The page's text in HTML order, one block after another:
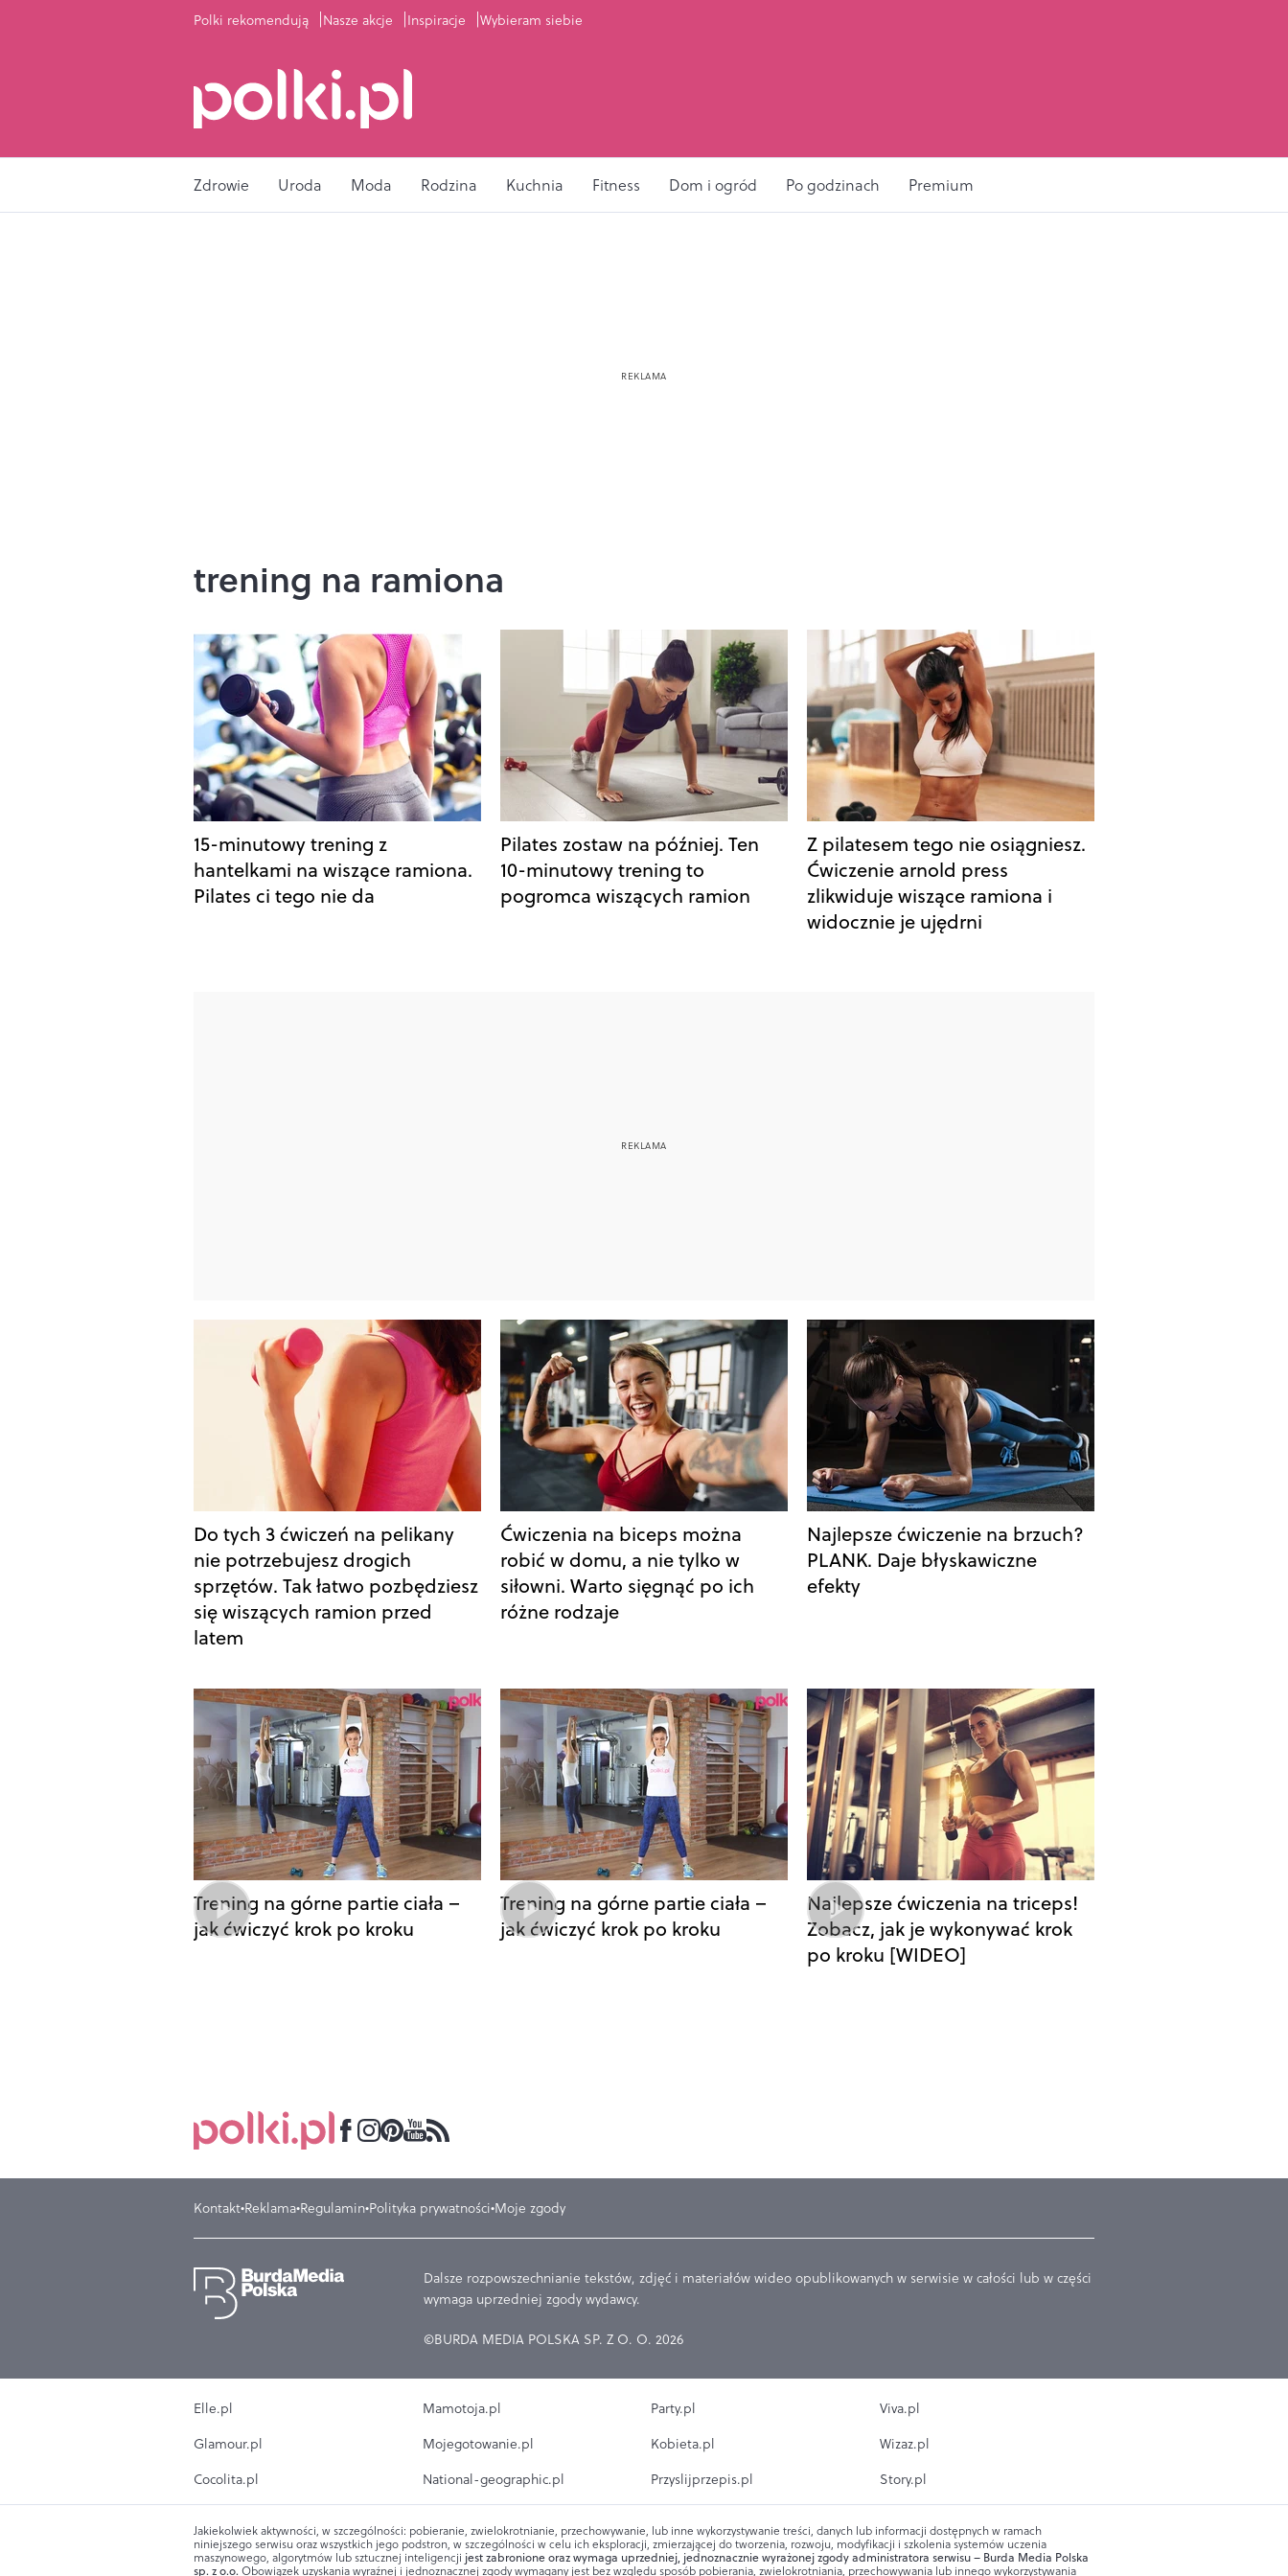
Polki rekomendują Nasze akcje Inspiracje Wybieram siebie
Zdrowie Uroda Moda Rodzina Kuchnia Fitness Dom i ogród Po godzinach Premium
trening na ramiona
15-minutowy trening z
hantelkami na wiszące ramiona.
Pilates ci tego nie da
Pilates zostaw na później. Ten
10-minutowy trening to
pogromca wiszących ramion
Z pilatesem tego nie osiągniesz.
Ćwiczenie arnold press
zlikwiduje wiszące ramiona i
widocznie je ujędrni
Do tych 3 ćwiczeń na pelikany
nie potrzebujesz drogich
sprzętów. Tak łatwo pozbędziesz
się wiszących ramion przed
latem
Ćwiczenia na biceps można
robić w domu, a nie tylko w
siłowni. Warto sięgnąć po ich
różne rodzaje
Najlepsze ćwiczenie na brzuch?
PLANK. Daje błyskawiczne
efekty
Trening na górne partie ciała –
jak ćwiczyć krok po kroku
Trening na górne partie ciała –
jak ćwiczyć krok po kroku
Najlepsze ćwiczenia na triceps!
Zobacz, jak je wykonywać krok
po kroku [WIDEO]
Kontakt Reklama Regulamin Polityka prywatności Moje zgody
Dalsze rozpowszechnianie tekstów, zdjęć i materiałów wideo opublikowanych w serwisie w całości lub w części
wymaga uprzedniej zgody wydawcy.
©BURDA MEDIA POLSKA SP. Z O. O. 2026
Elle.pl
Glamour.pl
Cocolita.pl
Mamotoja.pl
Mojegotowanie.pl
National-geographic.pl
Party.pl
Kobieta.pl
Przyslijprzepis.pl
Viva.pl
Wizaz.pl
Story.pl
Jakiekolwiek aktywności, w szczególności: pobieranie, zwielokrotnianie, przechowywanie, lub inne wykorzystywanie treści, danych lub informacji dostępnych w ramach
niniejszego serwisu oraz wszystkich jego podstron, w szczególności w celu ich eksploracji, zmierzającej do tworzenia, rozwoju, modyfikacji i szkolenia systemów uczenia
maszynowego, algorytmów lub sztucznej inteligencji jest zabronione oraz wymaga uprzedniej, jednoznacznie wyrażonej zgody administratora serwisu – Burda Media Polska
sp. z o.o. Obowiązek uzyskania wyraźnej i jednoznacznej zgody wymagany jest bez względu sposób pobierania, zwielokrotniania, przechowywania lub innego wykorzystywania